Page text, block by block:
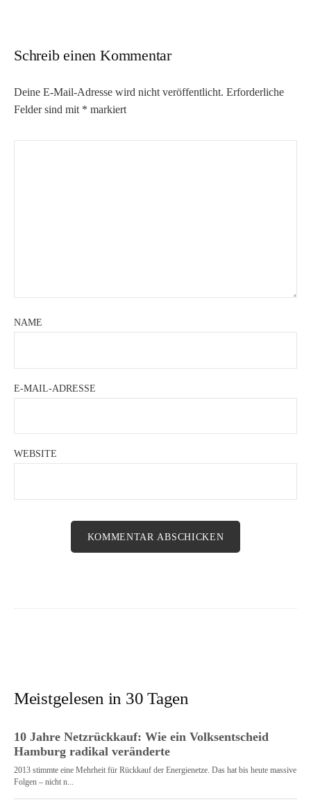
Schreib einen Kommentar
Deine E-Mail-Adresse wird nicht veröffentlicht. Erforderliche
Felder sind mit * markiert
NAME
E-MAIL-ADRESSE
WEBSITE
Meistgelesen in 30 Tagen